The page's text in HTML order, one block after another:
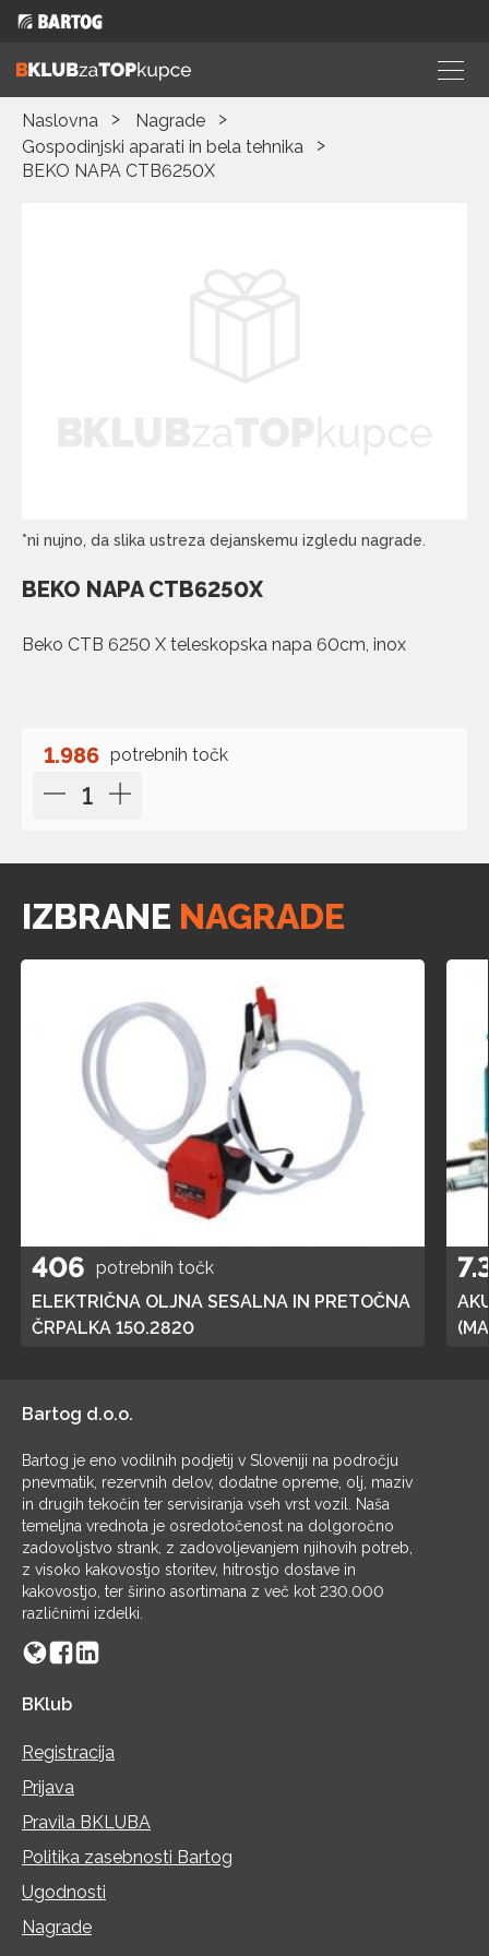
Naslovna
Nagrade
Gospodinjski aparati in bela tehnika
BEKO NAPA CTB6250X
*ni nujno, da slika ustreza dejanskemu izgledu nagrade.
BEKO NAPA CTB6250X
Beko CTB 6250 X teleskopska napa 60cm, inox
1.986 potrebnih točk
IZBRANE NAGRADE
406 potrebnih točk
ELEKTRIČNA OLJNA SESALNA IN PRETOČNA
ČRPALKA 150.2820
Bartog d.o.o.
Bartog je eno vodilnih podjetij v Sloveniji na področju
pnevmatik, rezervnih delov, dodatne opreme, olj, maziv
in drugih tekočin ter servisiranja vseh vrst vozil. Naša
temeljna vrednota je osredotočenost na dolgoročno
zadovoljstvo strank, z zadovoljevanjem njihovih potreb,
z visoko kakovostjo storitev, hitrostjo dostave in
kakovostjo, ter širino asortimana z več kot 230.000
različnimi izdelki.
BKlub
Registracija
Prijava
Pravila BKLUBA
Politika zasebnosti Bartog
Ugodnosti
Nagrade